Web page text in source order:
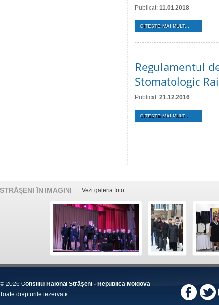
Publicat: 11.01.2018
CITEŞTE MAI MULT...
Regulamentul
Stomatologic
Publicat: 21.12.2016
CITEŞTE MAI MULT...
STRĂȘENI ÎN IMAGINI Vezi galeria foto
© 2026 Consiliul Raional Strășeni - Republica Moldova
Toate drepturile rezervate